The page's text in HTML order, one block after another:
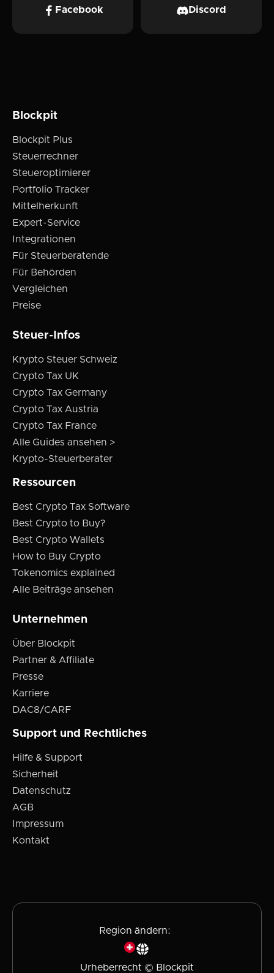
Facebook Discord
Blockpit
Blockpit Plus
Steuerrechner
Steueroptimierer
Portfolio Tracker
Mittelherkunft
Expert-Service
Integrationen
Für Steuerberatende
Für Behörden
Vergleichen
Preise
Steuer-Infos
Krypto Steuer Schweiz
Crypto Tax UK
Crypto Tax Germany
Crypto Tax Austria
Crypto Tax France
Alle Guides ansehen >
Krypto-Steuerberater
Ressourcen
Best Crypto Tax Software
Best Crypto to Buy?
Best Crypto Wallets
How to Buy Crypto
Tokenomics explained
Alle Beiträge ansehen
Unternehmen
Über Blockpit
Partner & Affiliate
Presse
Karriere
DAC8/CARF
Support und Rechtliches
Hilfe & Support
Sicherheit
Datenschutz
AGB
Impressum
Kontakt
Region ändern:
Urheberrecht © Blockpit